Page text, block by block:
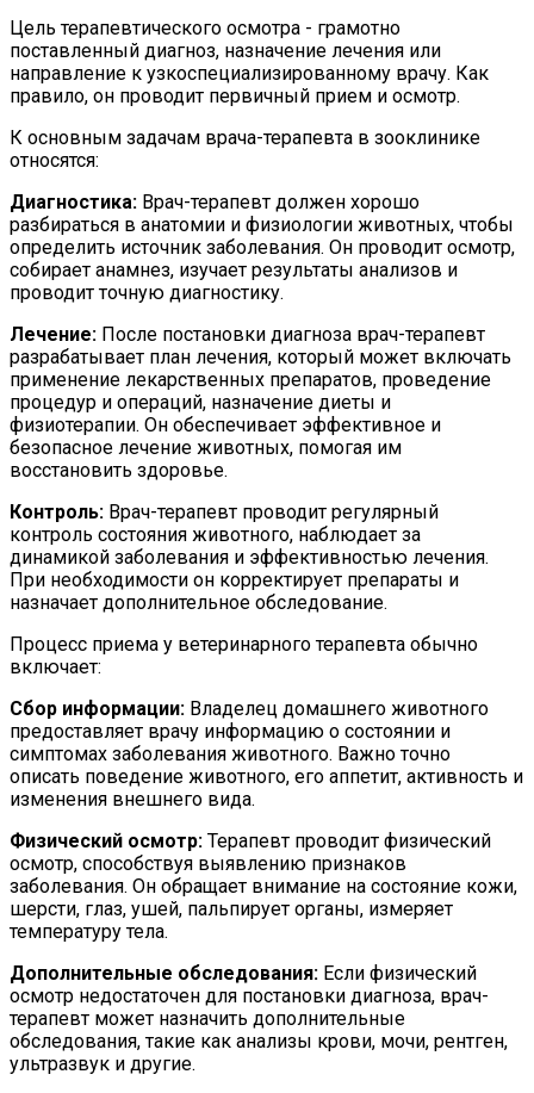
Цель терапевтического осмотра - грамотно
поставленный диагноз, назначение лечения или
направление к узкоспециализированному врачу. Как
правило, он проводит первичный прием и осмотр.
К основным задачам врача-терапевта в зооклинике
относятся:
Диагностика: Врач-терапевт должен хорошо
разбираться в анатомии и физиологии животных, чтобы
определить источник заболевания. Он проводит осмотр,
собирает анамнез, изучает результаты анализов и
проводит точную диагностику.
Лечение: После постановки диагноза врач-терапевт
разрабатывает план лечения, который может включать
применение лекарственных препаратов, проведение
процедур и операций, назначение диеты и
физиотерапии. Он обеспечивает эффективное и
безопасное лечение животных, помогая им
восстановить здоровье.
Контроль: Врач-терапевт проводит регулярный
контроль состояния животного, наблюдает за
динамикой заболевания и эффективностью лечения.
При необходимости он корректирует препараты и
назначает дополнительное обследование.
Процесс приема у ветеринарного терапевта обычно
включает:
Сбор информации: Владелец домашнего животного
предоставляет врачу информацию о состоянии и
симптомах заболевания животного. Важно точно
описать поведение животного, его аппетит, активность и
изменения внешнего вида.
Физический осмотр: Терапевт проводит физический
осмотр, способствуя выявлению признаков
заболевания. Он обращает внимание на состояние кожи,
шерсти, глаз, ушей, пальпирует органы, измеряет
температуру тела.
Дополнительные обследования: Если физический
осмотр недостаточен для постановки диагноза, врач-
терапевт может назначить дополнительные
обследования, такие как анализы крови, мочи, рентген,
ультразвук и другие.